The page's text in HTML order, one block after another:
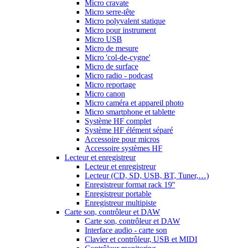
Micro cravate
Micro serre-tête
Micro polyvalent statique
Micro pour instrument
Micro USB
Micro de mesure
Micro 'col-de-cygne'
Micro de surface
Micro radio - podcast
Micro reportage
Micro canon
Micro caméra et appareil photo
Micro smartphone et tablette
Système HF complet
Système HF élément séparé
Accessoire pour micros
Accessoire systèmes HF
Lecteur et enregistreur
Lecteur et enregistreur
Lecteur (CD, SD, USB, BT, Tuner,…)
Enregistreur format rack 19''
Enregistreur portable
Enregistreur multipiste
Carte son, contrôleur et DAW
Carte son, contrôleur et DAW
Interface audio - carte son
Clavier et contrôleur, USB et MIDI